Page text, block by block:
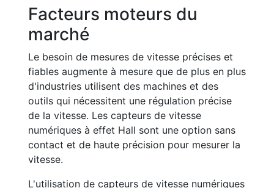
Facteurs moteurs du
marché
Le besoin de mesures de vitesse précises et
fiables augmente à mesure que de plus en plus
d'industries utilisent des machines et des
outils qui nécessitent une régulation précise
de la vitesse. Les capteurs de vitesse
numériques à effet Hall sont une option sans
contact et de haute précision pour mesurer la
vitesse.
L'utilisation de capteurs de vitesse numériques